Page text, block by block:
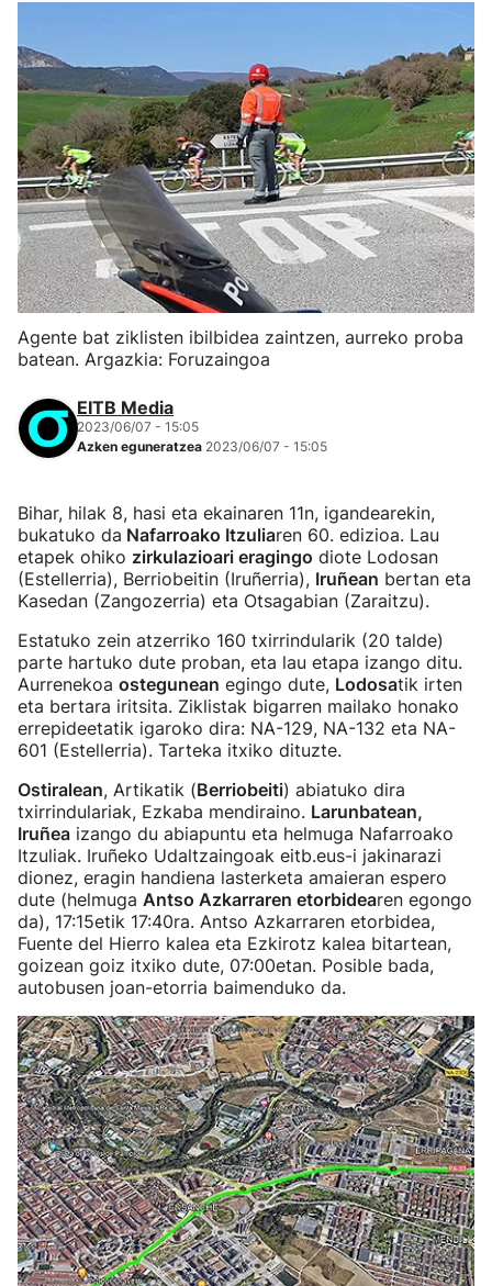
Agente bat ziklisten ibilbidea zaintzen, aurreko proba
batean. Argazkia: Foruzaingoa
EITB Media
2023/06/07 - 15:05
Azken eguneratzea 2023/06/07 - 15:05
Bihar, hilak 8, hasi eta ekainaren 11n, igandearekin,
bukatuko da Nafarroako Itzuliaren 60. edizioa. Lau
etapek ohiko zirkulazioari eragingo diote Lodosan
(Estellerria), Berriobeitin (Iruñerria), Iruñean bertan eta
Kasedan (Zangozerria) eta Otsagabian (Zaraitzu).
Estatuko zein atzerriko 160 txirrindularik (20 talde)
parte hartuko dute proban, eta lau etapa izango ditu.
Aurrenekoa ostegunean egingo dute, Lodosatik irten
eta bertara iritsita. Ziklistak bigarren mailako honako
errepideetatik igaroko dira: NA-129, NA-132 eta NA-
601 (Estellerria). Tarteka itxiko dituzte.
Ostiralean, Artikatik (Berriobeiti) abiatuko dira
txirrindulariak, Ezkaba mendiraino. Larunbatean,
Iruñea izango du abiapuntu eta helmuga Nafarroako
Itzuliak. Iruñeko Udaltzaingoak eitb.eus-i jakinarazi
dionez, eragin handiena lasterketa amaieran espero
dute (helmuga Antso Azkarraren etorbidearen egongo
da), 17:15etik 17:40ra. Antso Azkarraren etorbidea,
Fuente del Hierro kalea eta Ezkirotz kalea bitartean,
goizean goiz itxiko dute, 07:00etan. Posible bada,
autobusen joan-etorria baimenduko da.